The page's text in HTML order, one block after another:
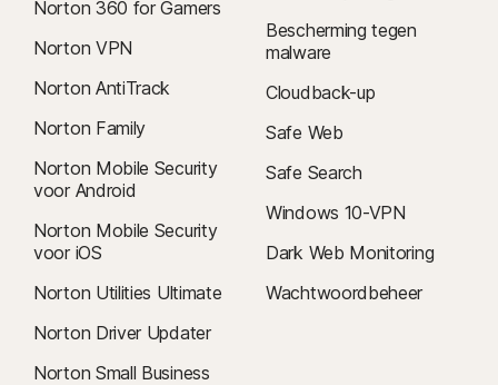
Norton 360 for Gamers
Norton VPN
Norton AntiTrack
Norton Family
Norton Mobile Security
voor Android
Norton Mobile Security
voor iOS
Norton Utilities Ultimate
Norton Driver Updater
Norton Small Business
Bescherming tegen
malware
Cloudback-up
Safe Web
Safe Search
Windows 10-VPN
Dark Web Monitoring
Wachtwoordbeheer